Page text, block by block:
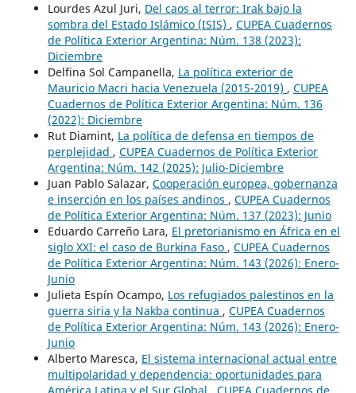
Lourdes Azul Juri, Del caos al terror: Irak bajo la
sombra del Estado Islámico (ISIS) , CUPEA Cuadernos
de Política Exterior Argentina: Núm. 138 (2023):
Diciembre
Delfina Sol Campanella, La política exterior de
Mauricio Macri hacia Venezuela (2015-2019) , CUPEA
Cuadernos de Política Exterior Argentina: Núm. 136
(2022): Diciembre
Rut Diamint, La política de defensa en tiempos de
perplejidad , CUPEA Cuadernos de Política Exterior
Argentina: Núm. 142 (2025): Julio-Diciembre
Juan Pablo Salazar, Cooperación europea, gobernanza
e inserción en los países andinos , CUPEA Cuadernos
de Política Exterior Argentina: Núm. 137 (2023): Junio
Eduardo Carreño Lara, El pretorianismo en África en el
siglo XXI: el caso de Burkina Faso , CUPEA Cuadernos
de Política Exterior Argentina: Núm. 143 (2026): Enero-
Junio
Julieta Espín Ocampo, Los refugiados palestinos en la
guerra siria y la Nakba continua , CUPEA Cuadernos
de Política Exterior Argentina: Núm. 143 (2026): Enero-
Junio
Alberto Maresca, El sistema internacional actual entre
multipolaridad y dependencia: oportunidades para